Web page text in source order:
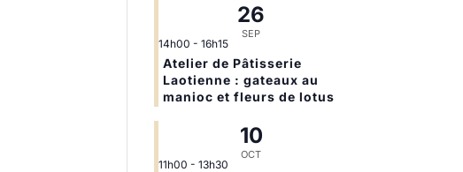
26
SEP
14h00 - 16h15
Atelier de Pâtisserie
Laotienne : gateaux au
manioc et fleurs de lotus
10
OCT
11h00 - 13h30